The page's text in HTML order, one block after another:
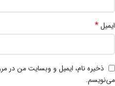
ایمیل*
ذخیره نام، ایمیل و وبسایت من در
می‌نویسم.